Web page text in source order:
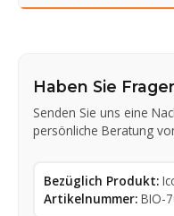
Haben Sie
Senden Sie uns eine
persönliche Beratung
Bezüglich Produkt:
Artikelnummer: BIO-